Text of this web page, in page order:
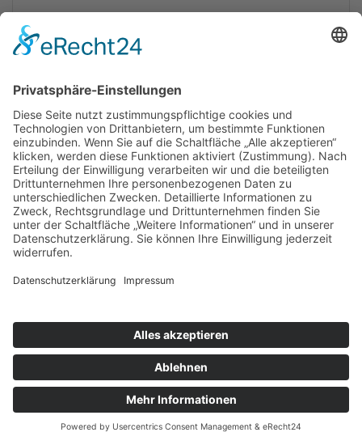
Ich habe die Datenschutzerklärung zur Kenntnis
genommen.